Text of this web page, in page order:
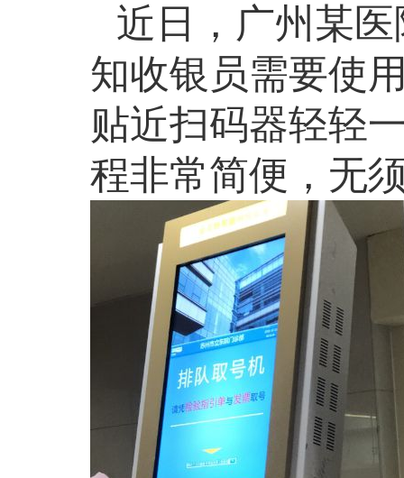
近日， 广州 某
知收银员需要使
贴近扫码器轻轻
程非常简便，无